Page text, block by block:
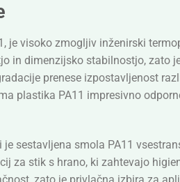
je visoko zmogljiv inženirski
in dimenzijsko stabilnostjo, zato
prenese izpostavljenost
plastika PA11 impresivno
sestavljena smola PA11
za stik s hrano, ki zahtevajo